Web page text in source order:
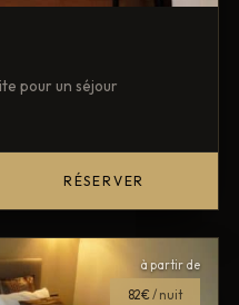
pour un séjour
RÉSERVER
à partir de
82€/ nuit